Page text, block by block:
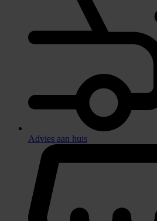
Advies aan huis